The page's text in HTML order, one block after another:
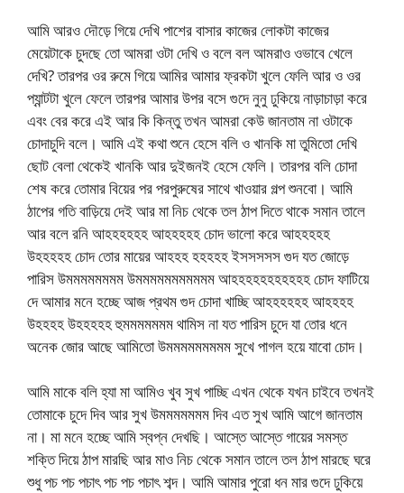
আমি আরও দৌড়ে গিয়ে দেখি পাশের বাসার কাজের লোকটা কাজের
মেয়েটাকে চুদছে তো আমরা ওটা দেখি ও বলে বল আমরাও ওভাবে খেলে
দেখি? তারপর ওর রুমে গিয়ে আমির আমার ফ্রকটা খুলে ফেলি আর ও ওর
প্যান্টটা খুলে ফেলে তারপর আমার উপর বসে গুদে নুনু ঢুকিয়ে নাড়াচাড়া করে
এবং বের করে এই আর কি কিন্তু তখন আমরা কেউ জানতাম না ওটাকে
চোদাচুদি বলে। আমি এই কথা শুনে হেসে বলি ও খানকি মা তুমিতো দেখি
ছোট বেলা থেকেই খানকি আর দুইজনই হেসে ফেলি। তারপর বলি চোদা
শেষ করে তোমার বিয়ের পর পরপুরুষের সাথে খাওয়ার গল্প শুনবো। আমি
ঠাপের গতি বাড়িয়ে দেই আর মা নিচ থেকে তল ঠাপ দিতে থাকে সমান তালে
আর বলে রনি আহহহহহহ আহহহহহ চোদ ভালো করে আহহহহহ
উহহহহহ চোদ তোর মায়ের আহহহ হহহহহ ইসসসসস গুদ যত জোড়ে
পারিস উমমমমমমমম উমমমমমমমমমমম আহহহহহহহহহহহ চোদ ফাটিয়ে
দে আমার মনে হচ্ছে আজ প্রথম গুদ চোদা খাচ্ছি আহহহহহহ আহহহহ
উহহহহ উহহহহহ হুমমমমমমম থামিস না যত পারিস চুদে যা তোর ধনে
অনেক জোর আছে আমিতো উমমমমমমমমম সুখে পাগল হয়ে যাবো চোদ।
আমি মাকে বলি হ্যা মা আমিও খুব সুখ পাচ্ছি এখন থেকে যখন চাইবে তখনই
তোমাকে চুদে দিব আর সুখ উমমমমমমম দিব এত সুখ আমি আগে জানতাম
না। মা মনে হচ্ছে আমি স্বপ্ন দেখছি। আস্তে আস্তে গায়ের সমস্ত
শক্তি দিয়ে ঠাপ মারছি আর মাও নিচ থেকে সমান তালে তল ঠাপ মারছে ঘরে
শুধু পচ পচ পচাৎ পচ পচ পচাৎ শব্দ। আমি আমার পুরো ধন মার গুদে ঢুকিয়ে